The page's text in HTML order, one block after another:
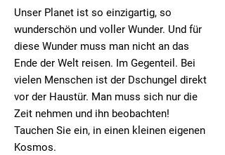
Unser Planet ist so einzigartig, so
wunderschön und voller Wunder. Und für
diese Wunder muss man nicht an das
Ende der Welt reisen. Im Gegenteil. Bei
vielen Menschen ist der Dschungel direkt
vor der Haustür. Man muss sich nur die
Zeit nehmen und ihn beobachten!
Tauchen Sie ein, in einen kleinen eigenen
Kosmos.